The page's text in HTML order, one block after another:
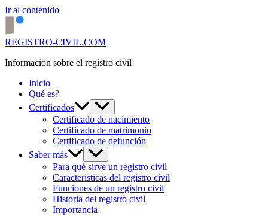
Ir al contenido
REGISTRO-CIVIL.COM
Información sobre el registro civil
Inicio
Qué es?
Certificados
Certificado de nacimiento
Certificado de matrimonio
Certificado de defunción
Saber más
Para qué sirve un registro civil
Características del registro civil
Funciones de un registro civil
Historia del registro civil
Importancia